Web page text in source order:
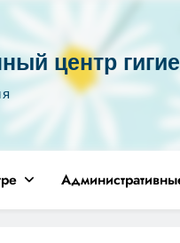
центр